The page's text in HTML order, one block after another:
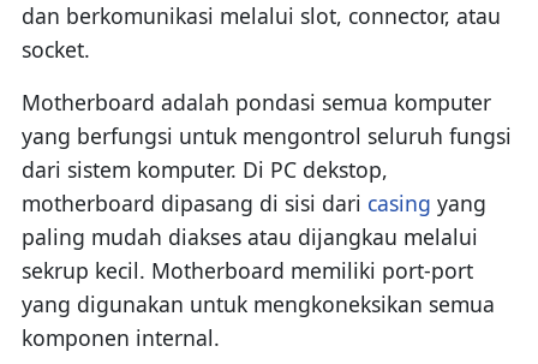
dan berkomunikasi melalui slot, connector, atau
socket.
Motherboard adalah pondasi semua komputer
yang berfungsi untuk mengontrol seluruh fungsi
dari sistem komputer. Di PC dekstop,
motherboard dipasang di sisi dari casing yang
paling mudah diakses atau dijangkau melalui
sekrup kecil. Motherboard memiliki port-port
yang digunakan untuk mengkoneksikan semua
komponen internal.